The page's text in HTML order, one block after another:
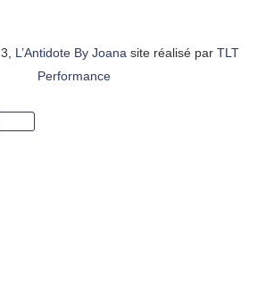
L’Antidote By Joana site réalisé par TLT
Performance